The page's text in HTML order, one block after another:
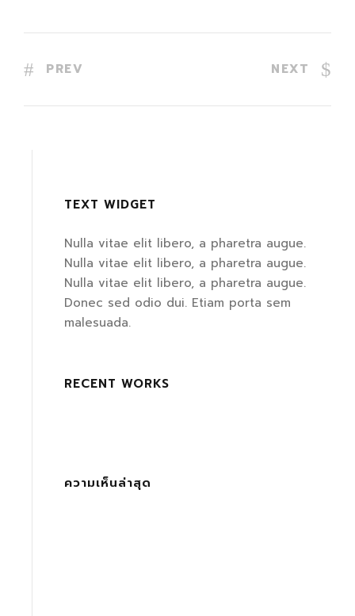
PREV NEXT
TEXT WIDGET
Nulla vitae elit libero, a pharetra augue.
Nulla vitae elit libero, a pharetra augue.
Nulla vitae elit libero, a pharetra augue.
Donec sed odio dui. Etiam porta sem
malesuada.
RECENT WORKS
ความเห็นล่าสุด